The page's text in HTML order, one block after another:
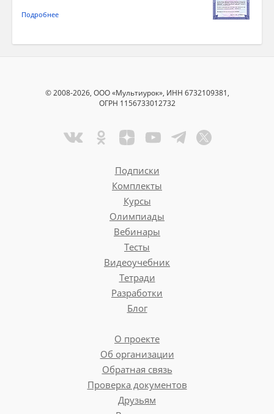
Подробнее
© 2008-2026, ООО «Мультиурок», ИНН 6732109381,
ОГРН 1156733012732
Подписки
Комплекты
Курсы
Олимпиады
Вебинары
Тесты
Видеоучебник
Тетради
Разработки
Блог
О проекте
Об организации
Обратная связь
Проверка документов
Друзьям